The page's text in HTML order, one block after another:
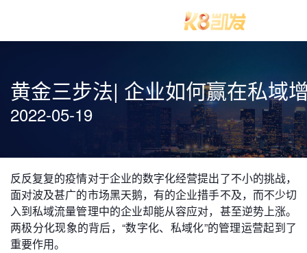
黄金三步法| 企业如何赢在私域
2022-05-19
反反复复的疫情对于企业的数字化经营提出了不小的挑战，
面对波及甚广的市场黑天鹅，有的企业措手不及，而不少切
入到私域流量管理中的企业却能从容应对，甚至逆势上涨。
两极分化现象的背后，“数字化、私域化”的管理运营起到了
重要作用。